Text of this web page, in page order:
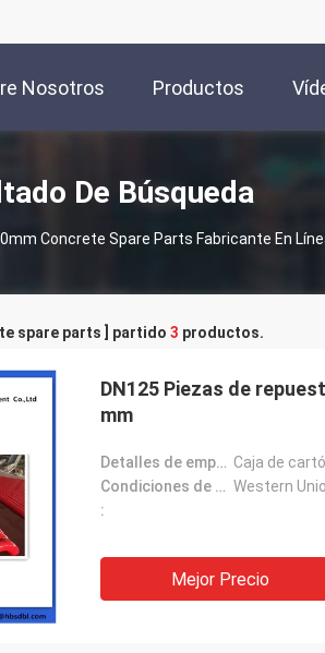
Nosotros Productos
De Búsqueda
Concrete Spare Parts Fabricante En
spare parts ] partido 3 productos.
DN125 Piezas de
mm
Detalles de empaquetado: Caja de
Condiciones de pago: Western
:
Mejor Precio